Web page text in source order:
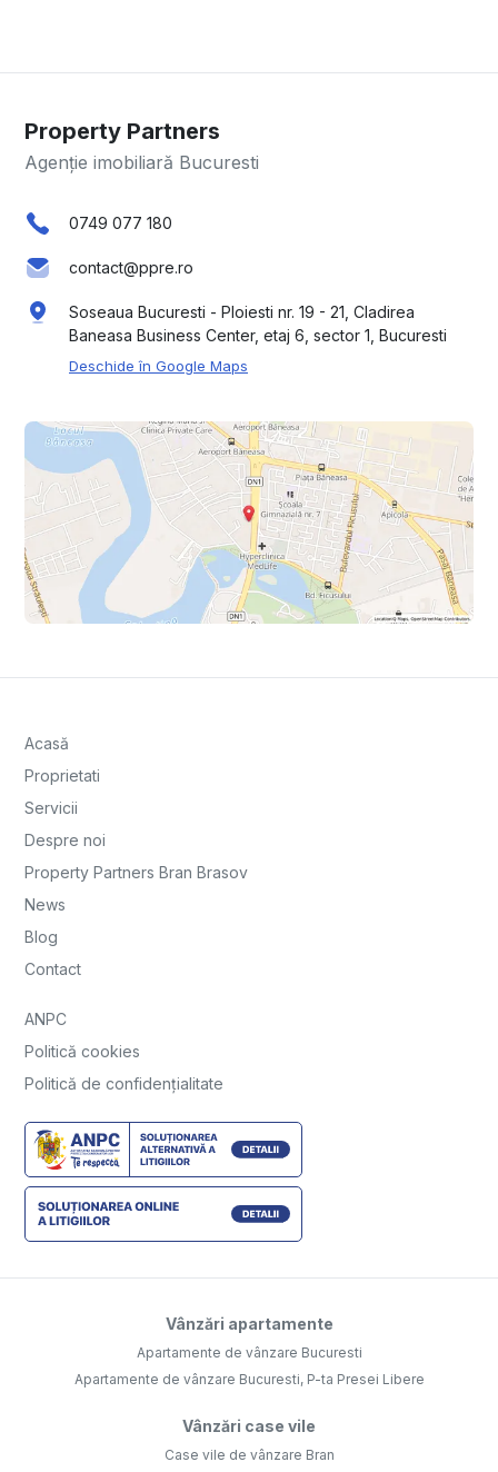
Property Partners
Agenție imobiliară Bucuresti
0749 077 180
contact@ppre.ro
Soseaua Bucuresti - Ploiesti nr. 19 - 21, Cladirea
Baneasa Business Center, etaj 6, sector 1, Bucuresti
Deschide în Google Maps
Acasă
Proprietati
Servicii
Despre noi
Property Partners Bran Brasov
News
Blog
Contact
ANPC
Politică cookies
Politică de confidențialitate
Vânzări apartamente
Apartamente de vânzare Bucuresti
Apartamente de vânzare Bucuresti, P-ta Presei Libere
Vânzări case vile
Case vile de vânzare Bran